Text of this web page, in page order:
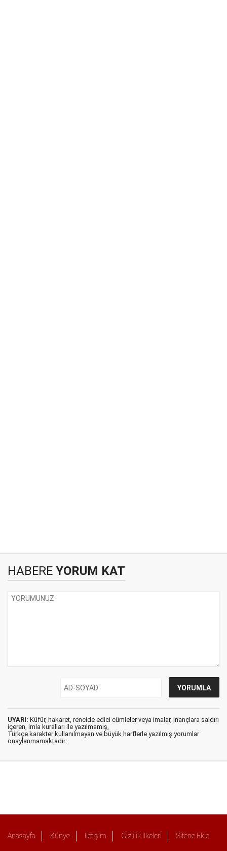
HABERE YORUM KAT
UYARI: Küfür, hakaret, rencide edici cümleler veya imalar, inançlara saldırı
içeren, imla kuralları ile yazılmamış,
Türkçe karakter kullanılmayan ve büyük harflerle yazılmış yorumlar
onaylanmamaktadır.
Anasayfa Künye İletişim Gizlilik İlkeleri Sitene Ekle